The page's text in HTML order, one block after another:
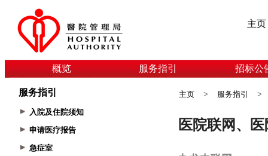
主页
概览 服务指引 招标公
服务指引
入院及住院须知
申请医疗报告
急症室
主页 > 服务指引 >